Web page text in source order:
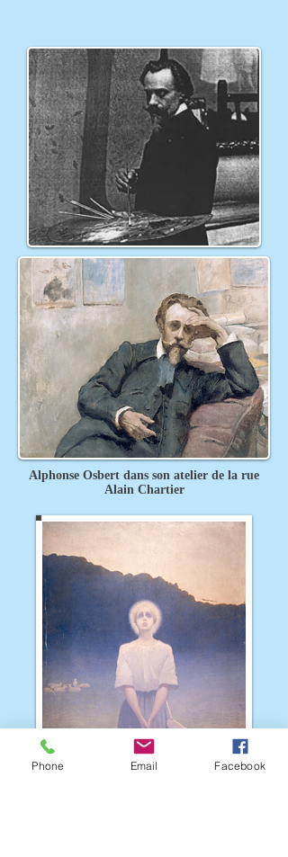
Alphonse Osbert dans son atelier de la rue
Alain Chartier
Phone Email Facebook